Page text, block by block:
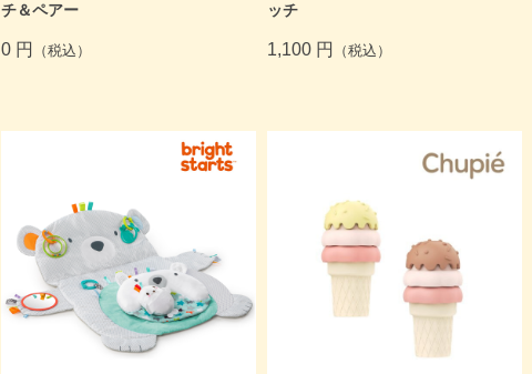
チ＆ペアー
0 円 （税込）
ッチ
1,100 円 （税込）